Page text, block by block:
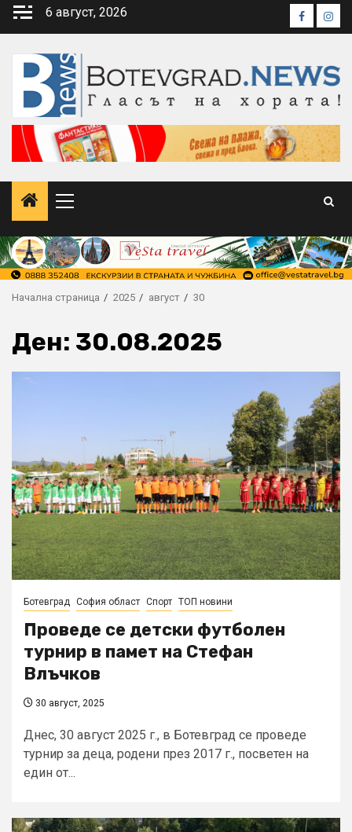
Skip
6 август, 2026 Facebook
Primary
Начална страница 2025 август 30
Ден: 30.08.2025
Ботевград София област Спорт ТОП новини
Проведе се детски футболен
турнир в памет на Стефан
Влъчков
30 август, 2025
Днес, 30 август 2025 г., в Ботевград се проведе
турнир за деца, родени през 2017 г., посветен на
един от...